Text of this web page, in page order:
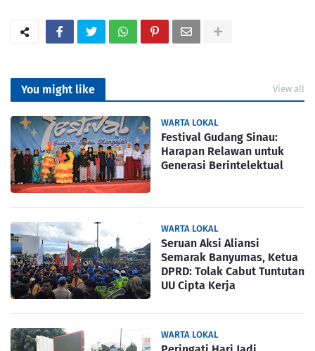
You might like View all
WARTA LOKAL
Festival Gudang Sinau:
Harapan Relawan untuk
Generasi Berintelektual
WARTA LOKAL
Seruan Aksi Aliansi
Semarak Banyumas, Ketua
DPRD: Tolak Cabut Tuntutan
UU Cipta Kerja
WARTA LOKAL